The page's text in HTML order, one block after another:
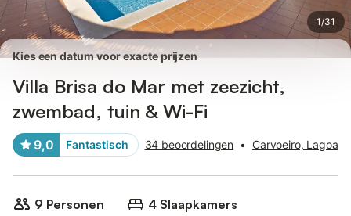
1/31
Kies een datum voor exacte prijzen
Villa Brisa do Mar met zeezicht,
zwembad, tuin & Wi-Fi
9,0 Fantastisch 34 beoordelingen • Carvoeiro, Lagoa
9 Personen
4 Slaapkamers